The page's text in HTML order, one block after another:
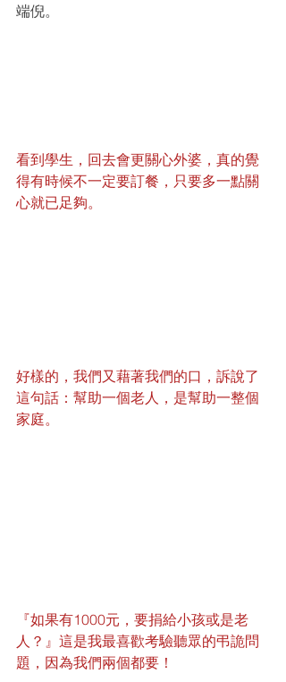
端倪。
看到學生，回去會更關心外婆，真的覺
得有時候不一定要訂餐，只要多一點關
心就已足夠。
好樣的，我們又藉著我們的口，訴說了
這句話：幫助一個老人，是幫助一整個
家庭。
『如果有1000元，要捐給小孩或是老
人？』這是我最喜歡考驗聽眾的弔詭問
題，因為我們兩個都要！